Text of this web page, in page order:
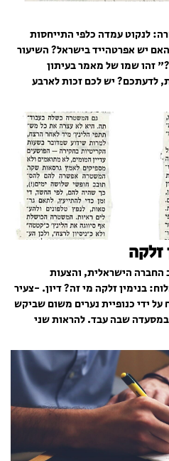
אנחנו?" 21.6.26 המטרה: לנקוט עמדה כלפי התייחסות
יש אפרטהייד בישראל? השיעור
זהו שמו של מאמר בעיתון
לדעתכם? יש לכם זכות לארבע
זלקה
הישראלית, והצעות
בנימין זלקה מי זה? דיון. -צעיר
על ידי כנופיית נערים משום שביקש
שבה עבד. להראות שני